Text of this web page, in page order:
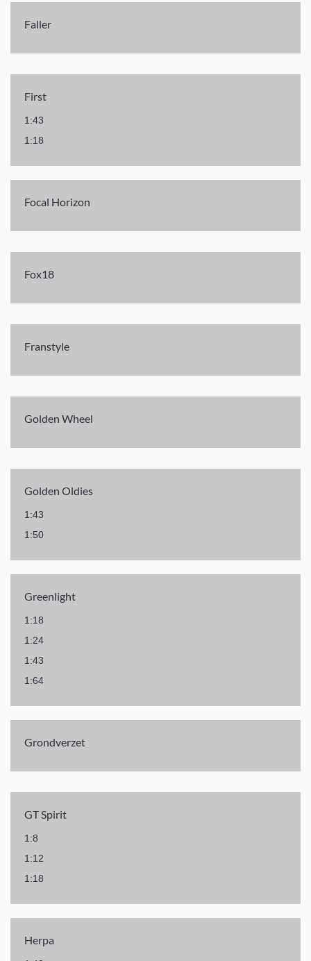
Faller
First
1:43
1:18
Focal Horizon
Fox18
Franstyle
Golden Wheel
Golden Oldies
1:43
1:50
Greenlight
1:18
1:24
1:43
1:64
Grondverzet
GT Spirit
1:8
1:12
1:18
Herpa